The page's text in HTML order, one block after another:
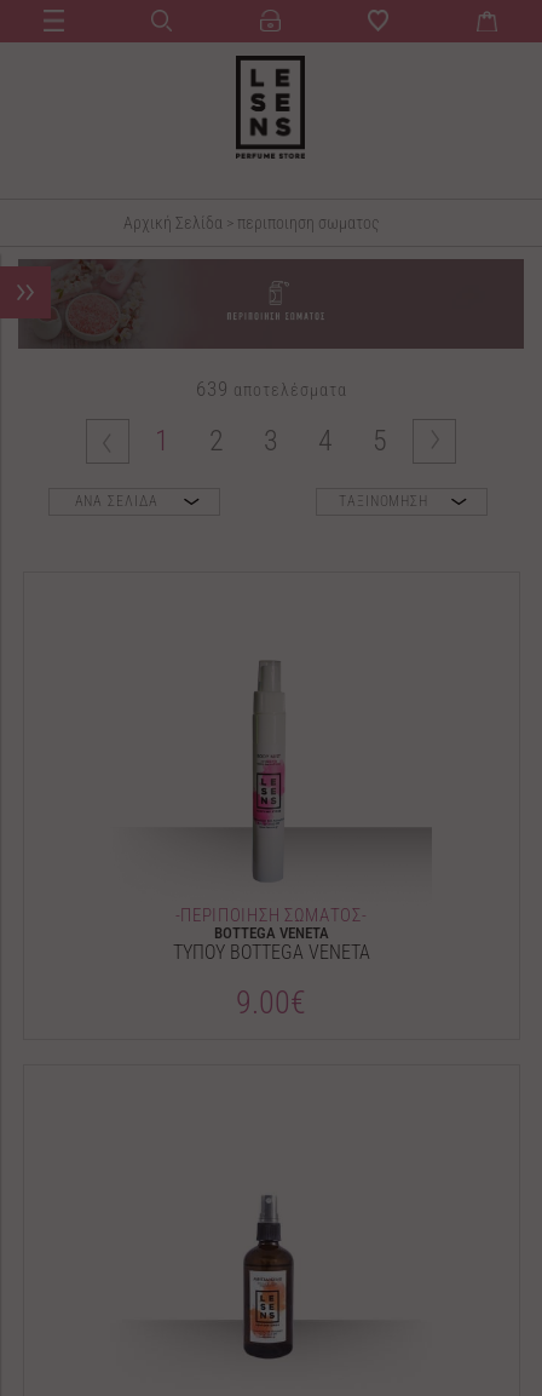
Αρχική Σελίδα > περιποιηση σωματος
639 αποτελέσματα
1 2 3 4 5
ΑΝΑ ΣΕΛΙΔΑ ΤΑΞΙΝΟΜΗΣΗ
-ΠΕΡΙΠΟΙΗΣΗ ΣΩΜΑΤΟΣ-
BOTTEGA VENETA
ΤΥΠΟΥ BOTTEGA VENETA
9.00€